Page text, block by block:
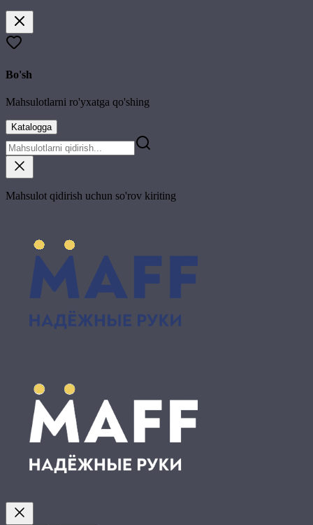
Bo'sh
Mahsulotlarni ro'yxatga qo'shing
Katalogga
Mahsulot qidirish uchun so'rov kiriting